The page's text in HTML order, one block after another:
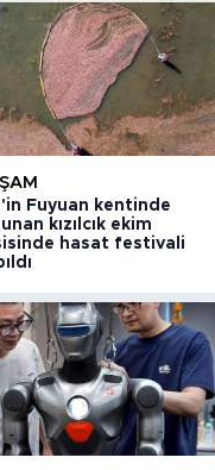
Fuyuan kentinde
kızılcık ekim
hasat festivali